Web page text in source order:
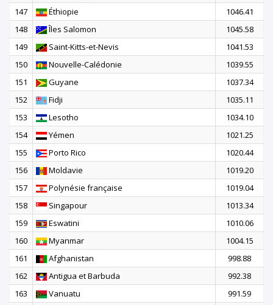
147
Éthiopie
1046.41
148
Îles Salomon
1045.58
149
Saint-Kitts-et-Nevis
1041.53
150
Nouvelle-Calédonie
1039.55
151
Guyane
1037.34
152
Fidji
1035.11
153
Lesotho
1034.10
154
Yémen
1021.25
155
Porto Rico
1020.44
156
Moldavie
1019.20
157
Polynésie française
1019.04
158
Singapour
1013.34
159
Eswatini
1010.06
160
Myanmar
1004.15
161
Afghanistan
998.88
162
Antigua et Barbuda
992.38
163
Vanuatu
991.59